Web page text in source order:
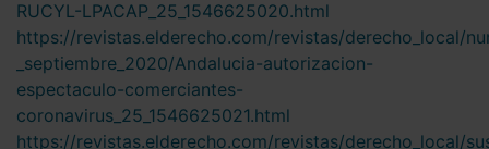
RUCYL-LPACAP_25_1546625020.html
https://revistas.elderecho.com/revistas/derecho_local/
_septiembre_2020/Andalucia-autorizacion-
espectaculo-comerciantes-
coronavirus_25_1546625021.html
https://revistas.elderecho.com/revistas/derecho_local/